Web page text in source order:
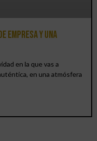
empresa y una
en la que vas a
en una atmósfera